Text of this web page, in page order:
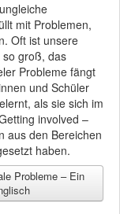
mit Problemen,
Oft ist unsere
so groß, das
Probleme fängt
und Schüler
als sie sich im
involved –
aus den Bereichen
haben.
Probleme – Ein